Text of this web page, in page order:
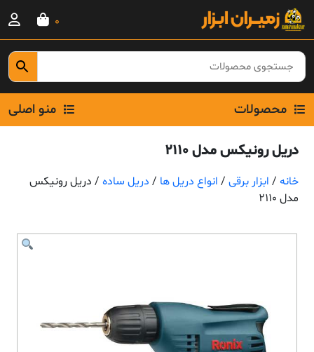
Skip
content
0
محصولات منو اصلی
دریل رونیکس مدل 2110
خانه / ابزار برقی / انواع دریل ها / دریل ساده / دریل رونیکس
مدل 2110